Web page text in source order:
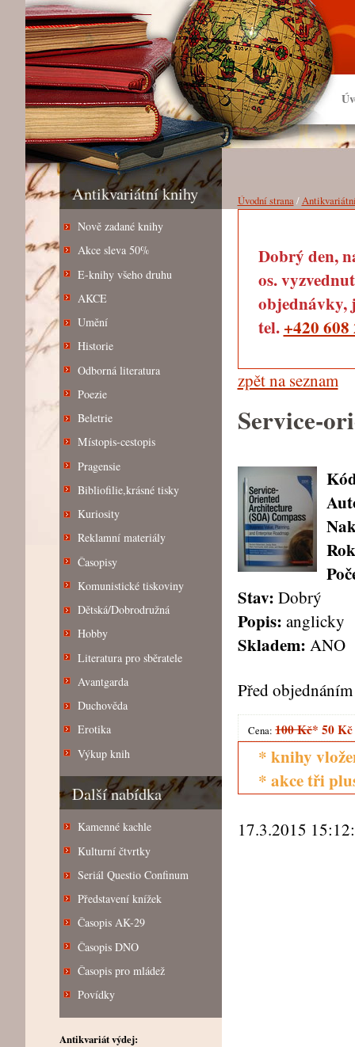
Antikvariátní knihy
Nově zadané knihy
Akce sleva 50%
E-knihy všeho druhu
AKCE
Umění
Historie
Odborná literatura
Poezie
Beletrie
Místopis-cestopis
Pragensie
Bibliofilie,krásné tisky
Kuriosity
Reklamní materiály
Časopisy
Komunistické tiskoviny
Dětská/Dobrodružná
Hobby
Literatura pro sběratele
Avantgarda
Duchověda
Erotika
Výkup knih
Další nabídka
Kamenné kachle
Kulturní čtvrtky
Seriál Questio Confinum
Představení knížek
Časopis AK-29
Časopis DNO
Časopis pro mládež
Povídky
Antikvariát výdej:
Úvodní strana/
Dobrý den,
os.
objednávky,
tel. +420 608
zpět na seznam
Service-
Stav: Dobrý
Popis: anglicky
Skladem: ANO
Před
Cena:100 Kč* 50 Kč
* knihy
* akce tři
17.3.2015